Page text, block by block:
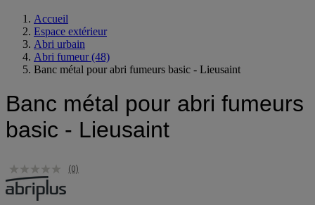
Accueil
Espace extérieur
Abri urbain
Abri fumeur (48)
Banc métal pour abri fumeurs
basic - Lieusaint